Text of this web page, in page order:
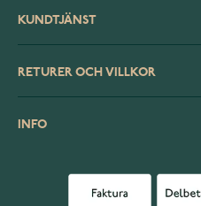
KUNDTJÄNST
RETURER OCH VILLKOR
INFO